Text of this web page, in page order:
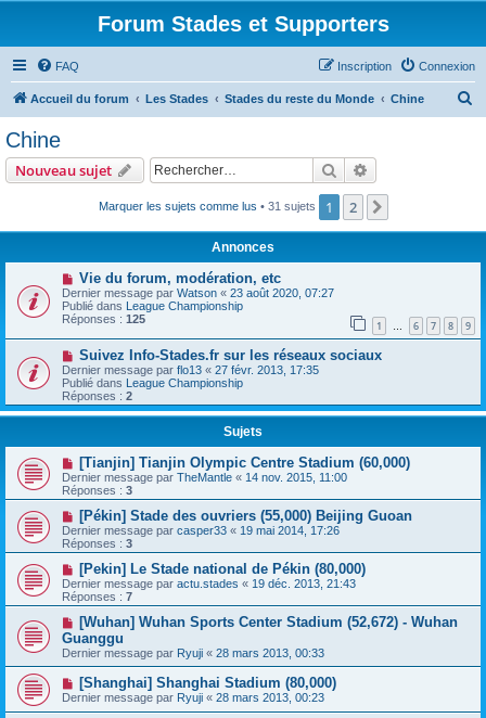
Forum Stades et Supporters
FAQ Connexion
Inscription
Accueil du forum Les Stades Stades du reste du Monde Chine
r
Chine
Nouveau sujet Rechercher
Marquer les sujets comme lus • 31 sujets 1 2
Annonces
Vie du forum, modération, etc
Dernier message par Watson « 23 août 2020, 07:27
Publié dans League Championship
Réponses : 125 1 … 6 7 8 9
Suivez Info-Stades.fr sur les réseaux sociaux
Dernier message par flo13 « 27 févr. 2013, 17:35
Publié dans League Championship
Réponses : 2
Sujets
[Tianjin] Tianjin Olympic Centre Stadium (60,000)
Dernier message par TheMantle « 14 nov. 2015, 11:00
Réponses : 3
[Pékin] Stade des ouvriers (55,000) Beijing Guoan
Dernier message par casper33 « 19 mai 2014, 17:26
Réponses : 3
[Pekin] Le Stade national de Pékin (80,000)
Dernier message par actu.stades « 19 déc. 2013, 21:43
Réponses : 7
[Wuhan] Wuhan Sports Center Stadium (52,672) - Wuhan
Guanggu
Dernier message par Ryuji « 28 mars 2013, 00:33
[Shanghai] Shanghai Stadium (80,000)
Dernier message par Ryuji « 28 mars 2013, 00:23